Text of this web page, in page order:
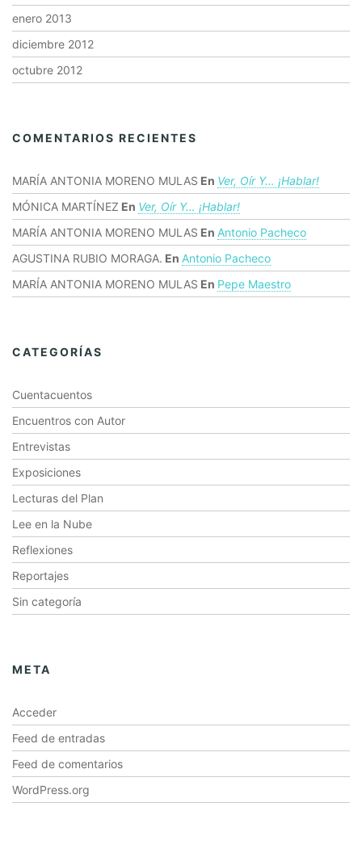
enero 2013
diciembre 2012
octubre 2012
COMENTARIOS RECIENTES
MARÍA ANTONIA MORENO MULAS En Ver, Oír Y… ¡hablar!
MÓNICA MARTÍNEZ En Ver, Oír Y… ¡hablar!
MARÍA ANTONIA MORENO MULAS En Antonio Pacheco
AGUSTINA RUBIO MORAGA. En Antonio Pacheco
MARÍA ANTONIA MORENO MULAS En Pepe Maestro
CATEGORÍAS
Cuentacuentos
Encuentros con Autor
Entrevistas
Exposiciones
Lecturas del Plan
Lee en la Nube
Reflexiones
Reportajes
Sin categoría
META
Acceder
Feed de entradas
Feed de comentarios
WordPress.org